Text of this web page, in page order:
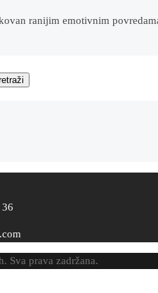
ranijim emotivnim
Sva prava zadržana.